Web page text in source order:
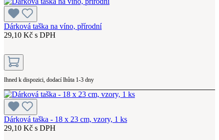
Dárková taška na víno, přírodní
29,10 Kč s DPH
Ihned k dispozici, dodací lhůta 1-3 dny
Dárková taška - 18 x 23 cm, vzory, 1 ks
29,10 Kč s DPH